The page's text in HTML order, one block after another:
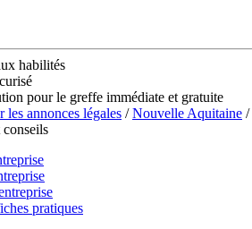
habilités
pour le greffe immédiate et gratuite
les annonces légales /Nouvelle Aquitaine /
conseils
pratiques